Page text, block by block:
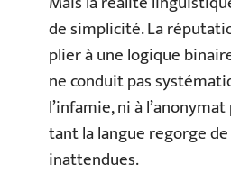
de simplicité. La
plier à une logique
ne conduit pas
l’infamie, ni à
tant la langue regorge
inattendues.